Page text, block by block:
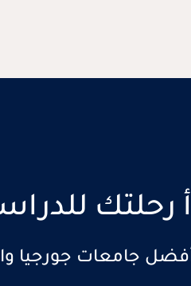
رحلتك
جامعات جورجيا